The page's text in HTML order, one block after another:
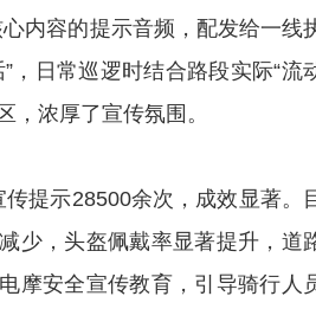
内容的提示音频，配发给一线
，日常巡逻时结合路段实际“流
，浓厚了宣传氛围。
提示28500余次，成效显著。
少，头盔佩戴率显著提升，道
摩安全宣传教育，引导骑行人